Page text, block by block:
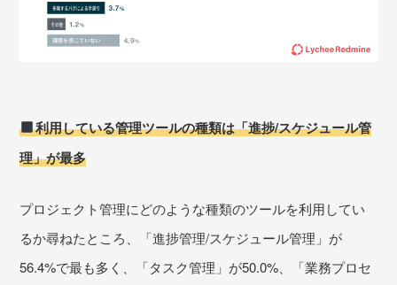
利用している管理ツールの種類は「進捗/スケジュール管
理」が最多
プロジェクト管理にどのような種類のツールを利用してい
るか尋ねたところ、「進捗管理/スケジュール管理」が
56.4%で最も多く、「タスク管理」が50.0%、「業務プロセ